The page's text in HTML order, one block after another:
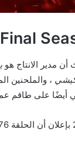
أن مدير الانتاج هو
، والملحنين
أيضًا على طاقم